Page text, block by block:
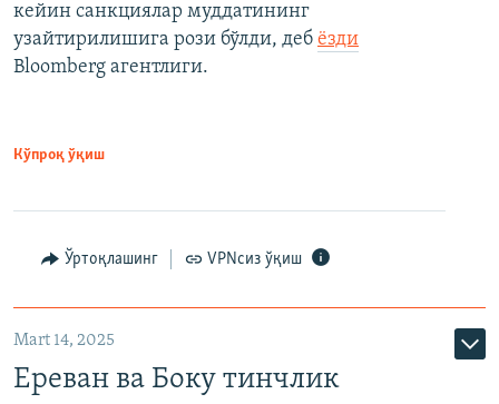
кейин санкциялар муддатининг
узайтирилишига рози бўлди, деб ёзди
Bloomberg агентлиги.
Кўпроқ ўқиш
Ўртоқлашинг VPNсиз ўқиш
Mart 14, 2025
Ереван ва Боку тинчлик